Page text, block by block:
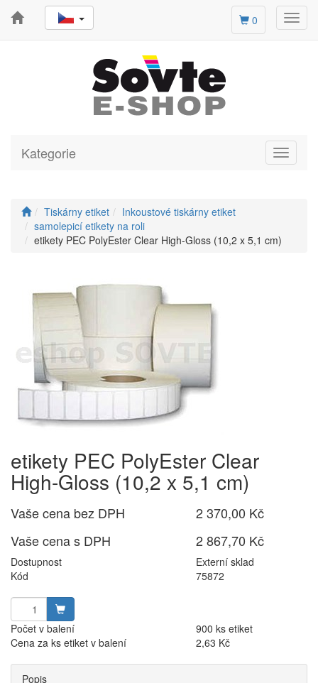
0
Toggle
Kategorie
Tiskárny etiket
Inkoustové tiskárny etiket
samolepicí etikety na roli
etikety PEC PolyEster Clear High-Gloss (10,2 x 5,1 cm)
etikety PEC PolyEster Clear
High-Gloss (10,2 x 5,1 cm)
Vaše cena bez DPH
2 370,00 Kč
Vaše cena s DPH
2 867,70 Kč
Dostupnost
Externí sklad
Kód
75872
Počet v balení
900 ks etiket
Cena za ks etiket v balení
2,63 Kč
Popis